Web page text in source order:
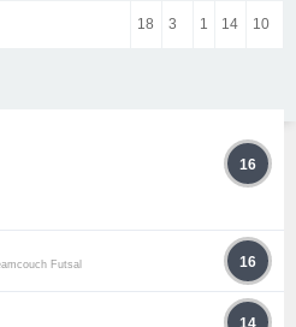
18 3 1 14 10
16
Futsal 16
14